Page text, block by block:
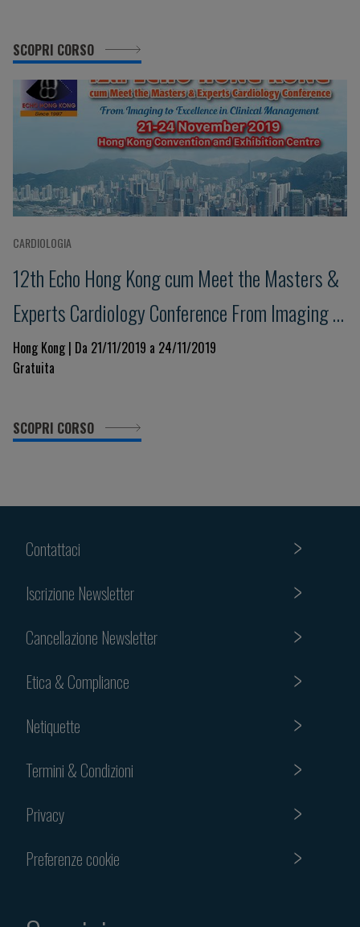
SCOPRI CORSO
CARDIOLOGIA
12th Echo Hong Kong cum Meet the Masters &
Experts Cardiology Conference From Imaging to
Excellence in Clinical Management
Hong Kong | Da 21/11/2019 a 24/11/2019
Gratuita
SCOPRI CORSO
Contattaci
Iscrizione Newsletter
Cancellazione Newsletter
Etica & Compliance
Netiquette
Termini & Condizioni
Privacy
Preferenze cookie